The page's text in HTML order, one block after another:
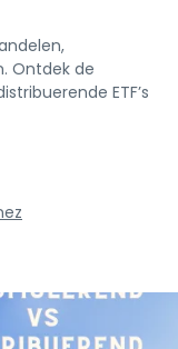
Ontdek de
ETF’s